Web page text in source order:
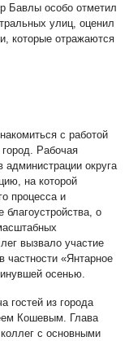
Бавлы особо отметил
улиц, оценил
которые отражаются
с работой
Рабочая
округа
на которой
процесса и
о
вызвало участие
частности «Янтарное
осенью.
гостей из города
Кошевым. Глава
с основными